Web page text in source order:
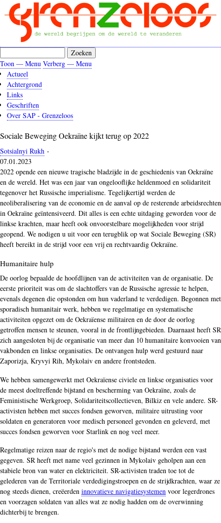
Overslaan
en
inhoud
gaan
Menu
Toon — Menu Verberg — Menu
Actueel
Achtergrond
Links
Geschriften
Over SAP - Grenzeloos
Sociale Beweging Oekraïne kijkt terug op 2022
Sotsialnyi Rukh -
07.01.2023
2022 opende een nieuwe tragische bladzijde in de geschiedenis van Oekraïne
en de wereld. Het was een jaar van ongelooflijke heldenmoed en solidariteit
tegenover het Russische imperialisme. Tegelijkertijd werden de
neoliberalisering van de economie en de aanval op de resterende arbeidsrechten
in Oekraïne geïntensiveerd. Dit alles is een echte uitdaging geworden voor de
linkse krachten, maar heeft ook onvoorstelbare mogelijkheden voor strijd
geopend. We nodigen u uit voor een terugblik op wat Sociale Beweging (SR)
heeft bereikt in de strijd voor een vrij en rechtvaardig Oekraïne.
Humanitaire hulp
De oorlog bepaalde de hoofdlijnen van de activiteiten van de organisatie. De
eerste prioriteit was om de slachtoffers van de Russische agressie te helpen,
evenals degenen die opstonden om hun vaderland te verdedigen. Begonnen met
sporadisch humanitair werk, hebben we regelmatige en systematische
activiteiten opgezet om de Oekraïense militairen en de door de oorlog
getroffen mensen te steunen, vooral in de frontlijngebieden. Daarnaast heeft SR
zich aangesloten bij de organisatie van meer dan 10 humanitaire konvooien van
vakbonden en linkse organisaties. De ontvangen hulp werd gestuurd naar
Zaporizja, Kryvyi Rih, Mykolaiv en andere frontsteden.
We hebben samengewerkt met Oekraïense civiele en linkse organisaties voor
de meest doeltreffende bijstand en bescherming van Oekraïne, zoals de
Feministische Werkgroep, Solidariteitscollectieven, Bilkiz en vele andere. SR-
activisten hebben met succes fondsen geworven, militaire uitrusting voor
soldaten en generatoren voor medisch personeel gevonden en geleverd, met
succes fondsen geworven voor Starlink en nog veel meer.
Regelmatige reizen naar de regio's met de nodige bijstand werden een vast
gegeven. SR heeft met name veel gezinnen in Mykolaiv geholpen aan een
stabiele bron van water en elektriciteit. SR-activisten traden toe tot de
gelederen van de Territoriale verdedigingstroepen en de strijdkrachten, waar ze
nog steeds dienen, creëerden innovatieve navigatiesystemen voor legerdrones
en voorzagen soldaten van alles wat ze nodig hadden om de overwinning
dichterbij te brengen.